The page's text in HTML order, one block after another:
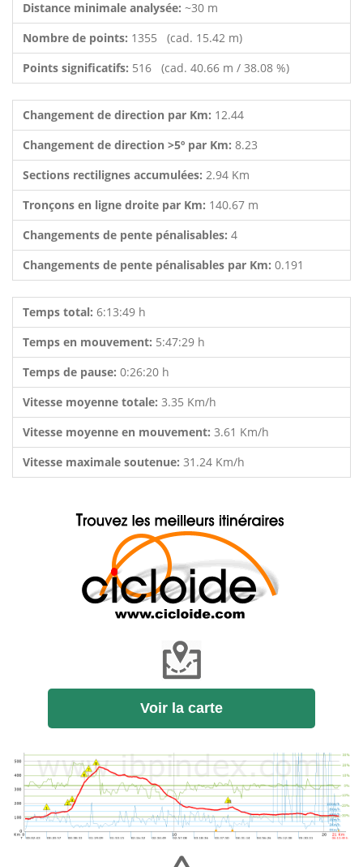
Distance minimale analysée: ~30 m
Nombre de points: 1355 (cad. 15.42 m)
Points significatifs: 516 (cad. 40.66 m / 38.08 %)
Changement de direction par Km: 12.44
Changement de direction >5º par Km: 8.23
Sections rectilignes accumulées: 2.94 Km
Tronçons en ligne droite par Km: 140.67 m
Changements de pente pénalisables: 4
Changements de pente pénalisables par Km: 0.191
Temps total: 6:13:49 h
Temps en mouvement: 5:47:29 h
Temps de pause: 0:26:20 h
Vitesse moyenne totale: 3.35 Km/h
Vitesse moyenne en mouvement: 3.61 Km/h
Vitesse maximale soutenue: 31.24 Km/h
Voir la carte